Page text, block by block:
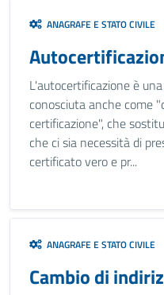
ANAGRAFE E STATO CIVILE
L'autocertificazione è
conosciuta anche come
certificazione", che
che ci sia necessità di
certificato vero e pr...
ANAGRAFE E STATO CIVILE
Cambio di